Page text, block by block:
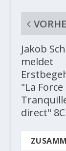
Jakob
meldet
"La Force
direct" 8C